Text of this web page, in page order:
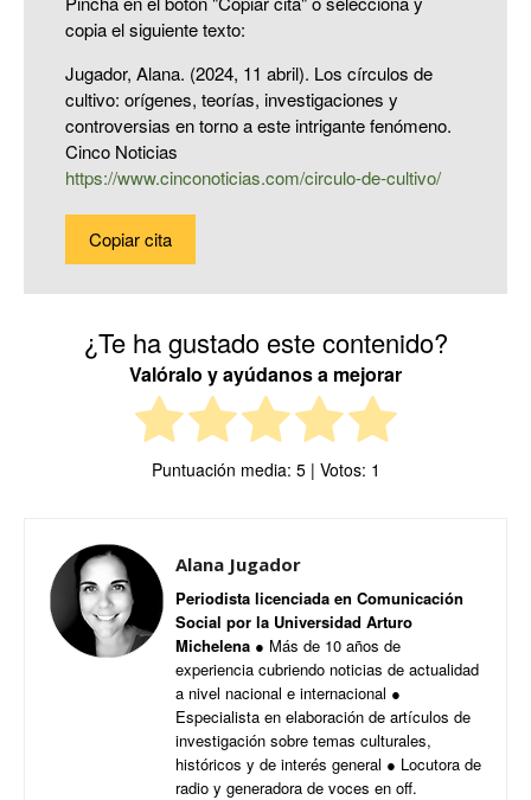
copia el siguiente texto:
Jugador, Alana. (2024, 11 abril). Los círculos de
cultivo: orígenes, teorías, investigaciones y
controversias en torno a este intrigante fenómeno.
Cinco Noticias
https://www.cinconoticias.com/circulo-de-cultivo/
Copiar cita
¿Te ha gustado este contenido?
Valóralo y ayúdanos a mejorar
Puntuación media: 5| Votos: 1
Alana Jugador
Periodista licenciada en Comunicación
Social por la Universidad Arturo
Michelena ● Más de 10 años de
experiencia cubriendo noticias de actualidad
a nivel nacional e internacional ●
Especialista en elaboración de artículos de
investigación sobre temas culturales,
históricos y de interés general ● Locutora de
radio y generadora de voces en off.